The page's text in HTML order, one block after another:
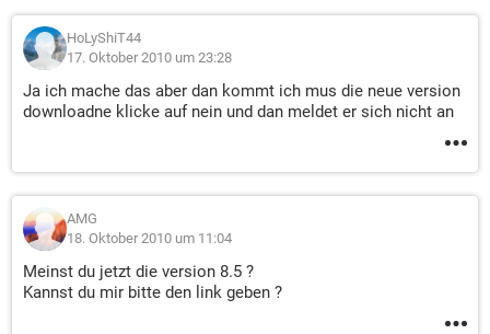
HoLyShiT44
17. Oktober 2010 um 23:28
Ja ich mache das aber dan kommt ich mus die neue version
downloadne klicke auf nein und dan meldet er sich nicht an
AMG
18. Oktober 2010 um 11:04
Meinst du jetzt die version 8.5 ?
Kannst du mir bitte den link geben ?